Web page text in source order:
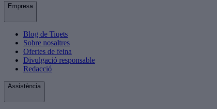
Empresa
Blog de Tiqets
Sobre nosaltres
Ofertes de feina
Divulgació responsable
Redacció
Assistència